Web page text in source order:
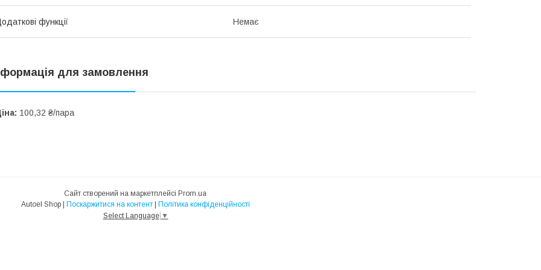
функції Немає
для замовлення
100,32 ₴/пара
Сайт створений на маркетплейсі Prom.ua
Autoel Shop | Поскаржитися на контент | Політика конфіденційності
Select Language ▼